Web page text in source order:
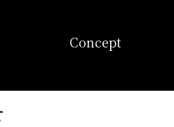
Concept